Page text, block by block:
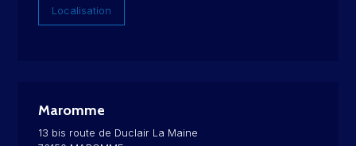
Localisation
Maromme
13 bis route de Duclair La Maine